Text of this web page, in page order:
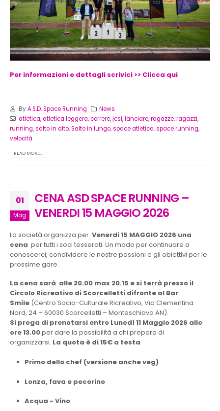
Per informazioni e dettagli scrivici >> Clicca qui
ByA.S.D. Space Running
News
atletica,atletica leggera,correre,jesi,lanciare,ragazze,ragazzi,
running,salto in alto,Salto in lungo,space atletica,space running,
velocità
READ MORE...
01
Mag
CENA ASD SPACE RUNNING –
VENERDI 15 MAGGIO 2026
La società organizza per Venerdi 15 MAGGIO 2026 una
cena per tutti i soci tesserati. Un modo per continuare a
conoscerci, condividere le nostre passioni e gli obiettivi per le
prossime gare.
La cena sarà alle 20.00 max 20.15 e si terrà presso il
Circolo Ricreativo di Scorcelletti difronte al Bar
Smile (Centro Socio-Culturale Ricreativo, Via Clementina
Nord, 24 – 60030 Scorcelletti – Monteschiavo AN).
Si prega di prenotarsi entro Lunedì 11 Maggio 2026 alle
ore 13.00per dare la possibilità a chi prepara di
organizzarsi. La quota è di 15€ a testa
Primo dello chef (versione anche veg)
Lonza, fava e pecorino
Acqua - Vino